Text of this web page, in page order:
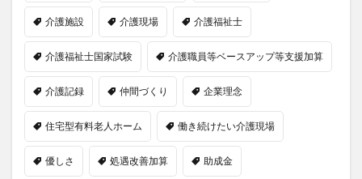
介護施設 介護現場 介護福祉士
介護福祉士国家試験 介護職員等ベースアップ等支援加算
介護記録 仲間づくり 企業理念
住宅型有料老人ホーム 働き続けたい介護現場
優しさ 処遇改善加算 助成金